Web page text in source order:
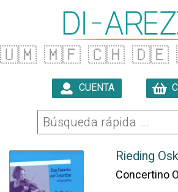
🇺🇲 🇲🇫 🇨🇭 🇩🇪
CUENTA
Rieding
Concertino